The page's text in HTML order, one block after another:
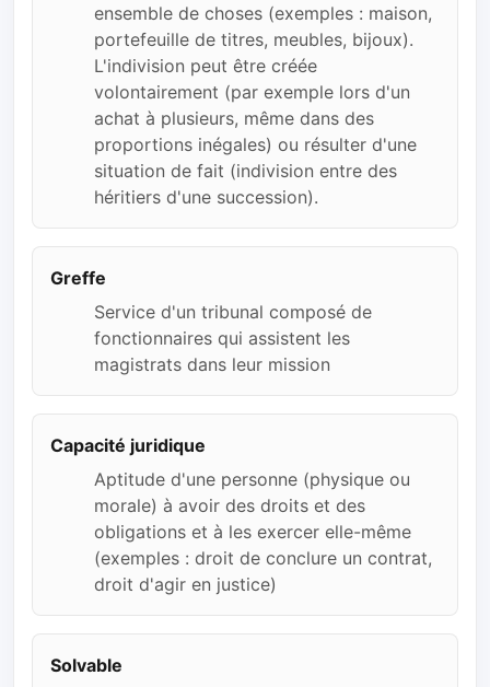
ensemble de choses (exemples : maison,
portefeuille de titres, meubles, bijoux).
L'indivision peut être créée
volontairement (par exemple lors d'un
achat à plusieurs, même dans des
proportions inégales) ou résulter d'une
situation de fait (indivision entre des
héritiers d'une succession).
Greffe
Service d'un tribunal composé de
fonctionnaires qui assistent les
magistrats dans leur mission
Capacité juridique
Aptitude d'une personne (physique ou
morale) à avoir des droits et des
obligations et à les exercer elle-même
(exemples : droit de conclure un contrat,
droit d'agir en justice)
Solvable